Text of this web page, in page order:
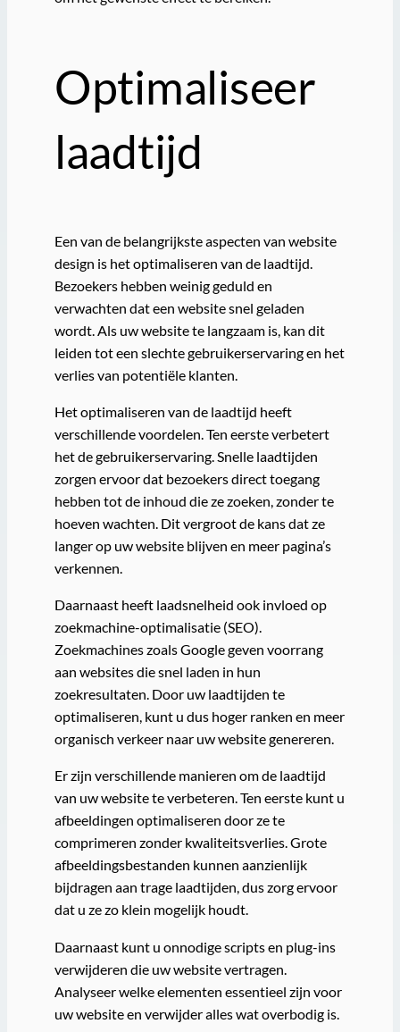
Optimaliseer
laadtijd
Een van de belangrijkste aspecten van website
design is het optimaliseren van de laadtijd.
Bezoekers hebben weinig geduld en
verwachten dat een website snel geladen
wordt. Als uw website te langzaam is, kan dit
leiden tot een slechte gebruikerservaring en het
verlies van potentiële klanten.
Het optimaliseren van de laadtijd heeft
verschillende voordelen. Ten eerste verbetert
het de gebruikerservaring. Snelle laadtijden
zorgen ervoor dat bezoekers direct toegang
hebben tot de inhoud die ze zoeken, zonder te
hoeven wachten. Dit vergroot de kans dat ze
langer op uw website blijven en meer pagina’s
verkennen.
Daarnaast heeft laadsnelheid ook invloed op
zoekmachine-optimalisatie (SEO).
Zoekmachines zoals Google geven voorrang
aan websites die snel laden in hun
zoekresultaten. Door uw laadtijden te
optimaliseren, kunt u dus hoger ranken en meer
organisch verkeer naar uw website genereren.
Er zijn verschillende manieren om de laadtijd
van uw website te verbeteren. Ten eerste kunt u
afbeeldingen optimaliseren door ze te
comprimeren zonder kwaliteitsverlies. Grote
afbeeldingsbestanden kunnen aanzienlijk
bijdragen aan trage laadtijden, dus zorg ervoor
dat u ze zo klein mogelijk houdt.
Daarnaast kunt u onnodige scripts en plug-ins
verwijderen die uw website vertragen.
Analyseer welke elementen essentieel zijn voor
uw website en verwijder alles wat overbodig is.